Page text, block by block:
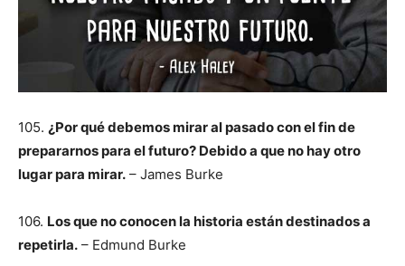
105. ¿Por qué debemos mirar al pasado con el fin de
prepararnos para el futuro? Debido a que no hay otro
lugar para mirar. – James Burke
106. Los que no conocen la historia están destinados a
repetirla. – Edmund Burke